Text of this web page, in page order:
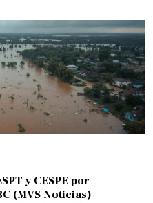
y CESPE por
(MVS Noticias)